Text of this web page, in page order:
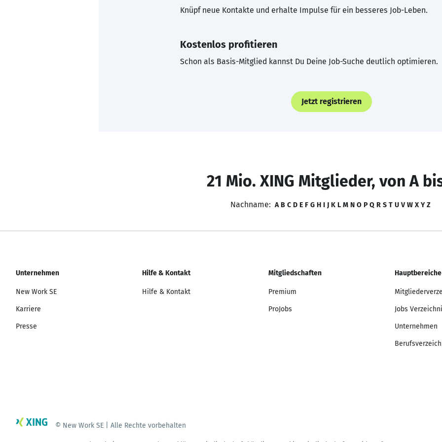
Knüpf neue Kontakte und erhalte Impulse für ein besseres Job-Leben.
Kostenlos profitieren
Schon als Basis-Mitglied kannst Du Deine Job-Suche deutlich optimieren.
Jetzt registrieren
21 Mio. XING Mitglieder, von A
Nachname: A B C D E F G H I J K L M N O P Q R S T U V W X Y Z
Unternehmen
New Work SE
Karriere
Presse
Hilfe & Kontakt
Hilfe & Kontakt
Mitgliedschaften
Premium
ProJobs
Hauptbereiche
Jobs
Unternehmen
© New Work SE | Alle Rechte vorbehalten